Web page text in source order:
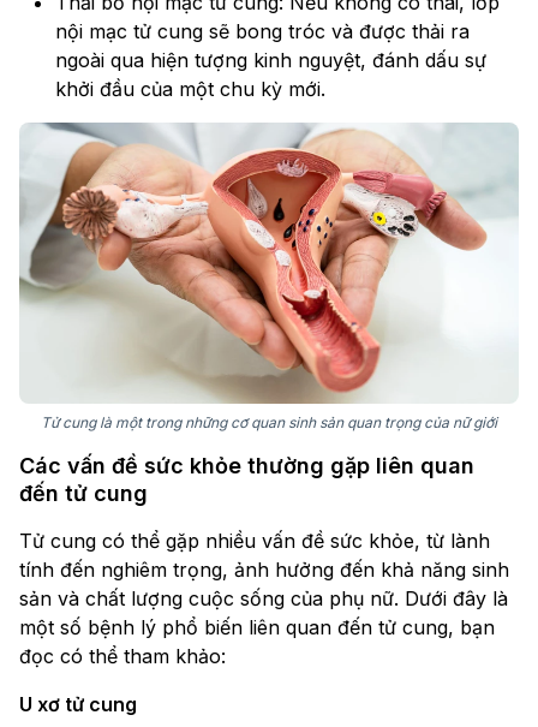
nội mạc tử cung sẽ bong tróc và được thải ra
ngoài qua hiện tượng kinh nguyệt, đánh dấu sự
khởi đầu của một chu kỳ mới.
Tử cung là một trong những cơ quan sinh sản quan trọng của nữ giới
Các vấn đề sức khỏe thường gặp liên quan
đến tử cung
Tử cung có thể gặp nhiều vấn đề sức khỏe, từ lành
tính đến nghiêm trọng, ảnh hưởng đến khả năng sinh
sản và chất lượng cuộc sống của phụ nữ. Dưới đây là
một số bệnh lý phổ biến liên quan đến tử cung, bạn
đọc có thể tham khảo:
U xơ tử cung